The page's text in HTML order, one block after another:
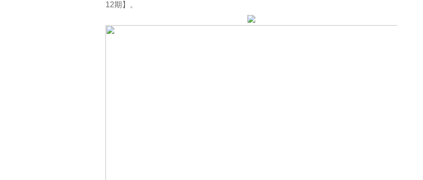
12期】。